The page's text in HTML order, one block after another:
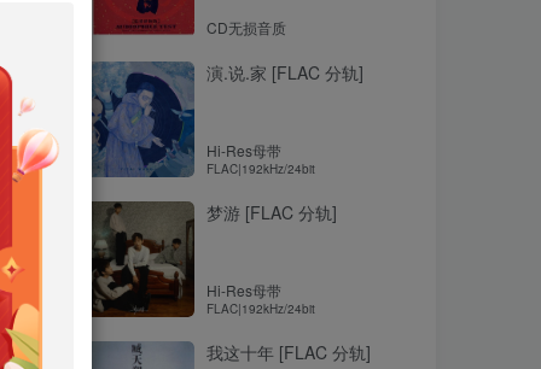
CD无损音质
演.说.家 [FLAC 分轨]
Hi-Res母带
FLAC|192kHz/24bit
梦游 [FLAC 分轨]
Hi-Res母带
FLAC|192kHz/24bit
我这十年 [FLAC 分轨]